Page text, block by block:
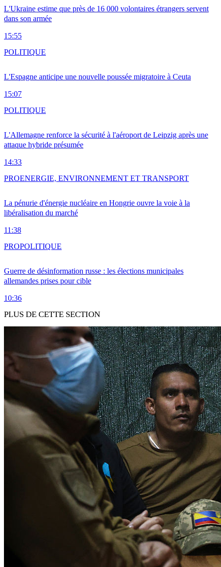
L'Ukraine estime que près de 16 000 volontaires étrangers servent
dans son armée
15:55
L'Espagne anticipe une nouvelle poussée migratoire à Ceuta
15:07
POLITIQUE
L'Allemagne renforce la sécurité à l'aéroport de Leipzig après une
attaque hybride présumée
14:33
POLITIQUE
La pénurie d'énergie nucléaire en Hongrie ouvre la voie à la
libéralisation du marché
11:38
PROENERGIE, ENVIRONNEMENT ET TRANSPORT
Guerre de désinformation russe : les élections municipales
allemandes prises pour cible
10:36
PROPOLITIQUE
PLUS DE CETTE SECTION